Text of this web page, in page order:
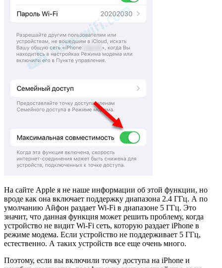
На сайте Apple я не наше информации об этой функции, но
вроде как она включает поддержку диапазона 2.4 ГГц. А по
умолчанию Айфон раздает Wi-Fi в диапазоне 5 ГГц. Это
значит, что данная функция может решить проблему, когда
устройство не видит Wi-Fi сеть, которую раздает iPhone в
режиме модема. Если устройство не поддерживает 5 ГГц,
естественно. А таких устройств все еще очень много.
Поэтому, если вы включили точку доступа на iPhone и